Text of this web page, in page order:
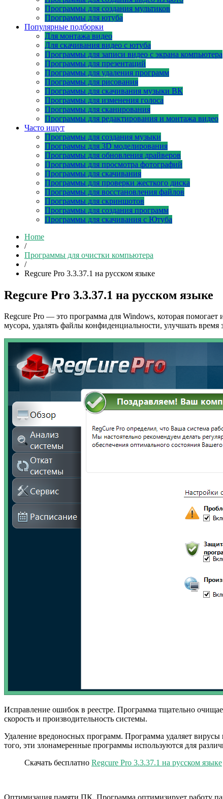
Программы для создания мультиков
Программы для ютуба
Популярные подборки
Для монтажа видео
Для скачивания видео с ютуба
Программы для записи видео с экрана компьютера
Программы для презентаций
Программы для удаления программ
Программы для рисования
Программы для скачивания музыки ВК
Программы для изменения голоса
Программы для сканирования
Программы для редактирования и монтажа видео
Часто ищут
Программы для создания музыки
Программы для 3D моделирования
Программы для обновления драйверов
Программы для просмотра фотографий
Программы для скачивания
Программы для проверки жесткого диска
Программы для восстановления файлов
Программы для скриншотов
Программы для создания программ
Программы для скачивания с Ютуба
Home
/
Программы для очистки компьютера
/
Regcure Pro 3.3.37.1 на русском языке
Regcure Pro 3.3.37.1 на русском языке
Regcure Pro — это программа для Windows, которая
мусора, удалять файлы конфиденциальности, улучшать время
Исправление ошибок в реестре. Программа тщательно
скорость и производительность системы.
Удаление вредоносных программ. Программа удаляет
того, эти злонамеренные программы используются для
Скачать бесплатно Regcure Pro 3.3.37.1 на русском языке